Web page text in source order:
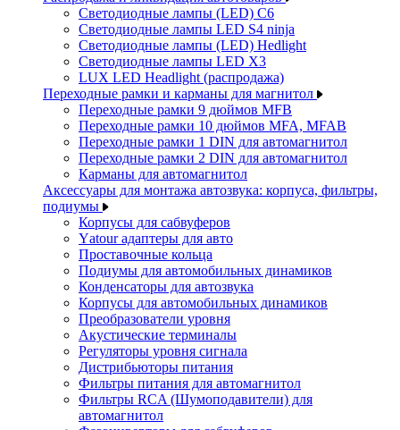
Светодиодные лампы (LED) C6
Светодиодные лампы LED S4 ninja
Светодиодные лампы (LED) Hedlight
Светодиодные лампы LED X3
LUX LED Headlight (распродажа)
Переходные рамки и карманы для магнитол
Переходные рамки 9 дюймов MFB
Переходные рамки 10 дюймов MFA, MFAB
Переходные рамки 1 DIN для автомагнитол
Переходные рамки 2 DIN для автомагнитол
Карманы для автомагнитол
Аксессуары для монтажа автозвука: корпуса, фильтры,
подиумы
Корпусы для сабвуферов
Yаtour адаптеры для авто
Проставочные кольца
Подиумы для автомобильных динамиков
Конденсаторы для автозвука
Корпусы для автомобильных динамиков
Преобразователи уровня
Акустические терминалы
Регуляторы уровня сигнала
Дистрибьюторы питания
Фильтры питания для автомагнитол
Фильтры RCA (Шумоподавители) для
автомагнитол